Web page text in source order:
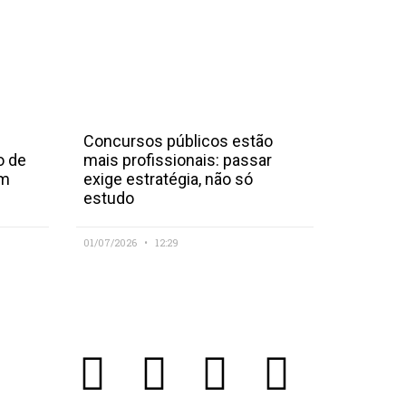
de
Concursos públicos estão
mais profissionais: passar
exige estratégia, não só
estudo
01/07/2026 12:29